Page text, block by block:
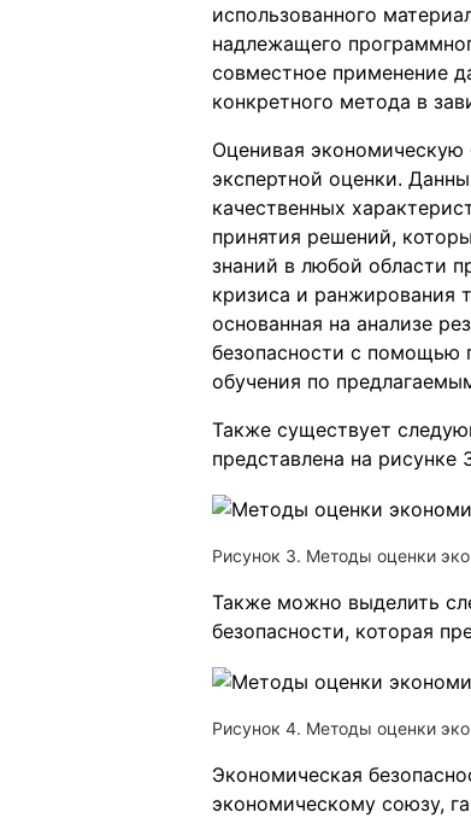
использованного
надлежащего
совместное применение
конкретного метода в
Оценивая экономическую
экспертной оценки.
качественных
принятия решений,
знаний в любой области
кризиса и ранжирования
основанная на анализе
безопасности с помощью
обучения по
Также существует
представлена на рисунке
Рисунок 3. Методы оценки
Также можно выделить
безопасности, которая
Рисунок 4. Методы оценки
Экономическая
экономическому союзу,